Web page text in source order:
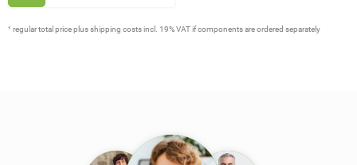
¹ regular total price plus shipping costs incl. 19% VAT if components are ordered separately